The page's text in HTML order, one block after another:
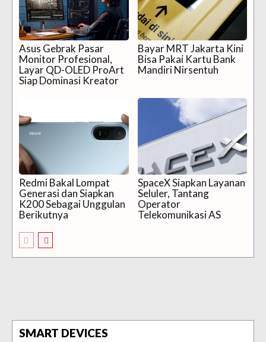
Asus Gebrak Pasar
Monitor Profesional,
Layar QD-OLED ProArt
Siap Dominasi Kreator
Bayar MRT Jakarta Kini
Bisa Pakai Kartu Bank
Mandiri Nirsentuh
Redmi Bakal Lompat
Generasi dan Siapkan
K200 Sebagai Unggulan
Berikutnya
SpaceX Siapkan Layanan
Seluler, Tantang
Operator
Telekomunikasi AS
SMART DEVICES